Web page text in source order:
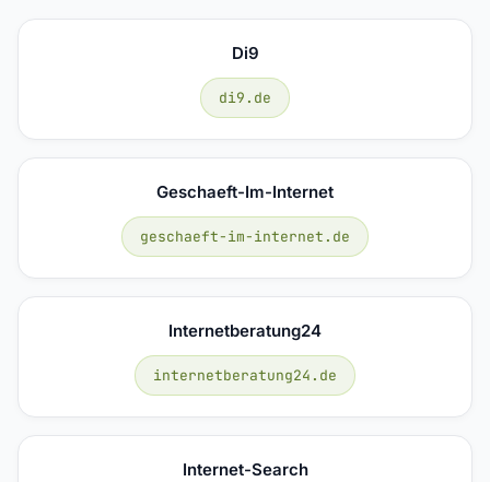
Di9
di9.de
Geschaeft-Im-Internet
geschaeft-im-internet.de
Internetberatung24
internetberatung24.de
Internet-Search